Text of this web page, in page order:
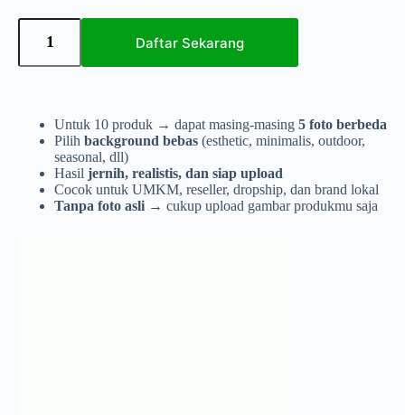
Daftar Sekarang
Untuk 10 produk → dapat masing-masing 5 foto berbeda
Pilih background bebas (esthetic, minimalis, outdoor,
seasonal, dll)
Hasil jernih, realistis, dan siap upload
Cocok untuk UMKM, reseller, dropship, dan brand lokal
Tanpa foto asli → cukup upload gambar produkmu saja